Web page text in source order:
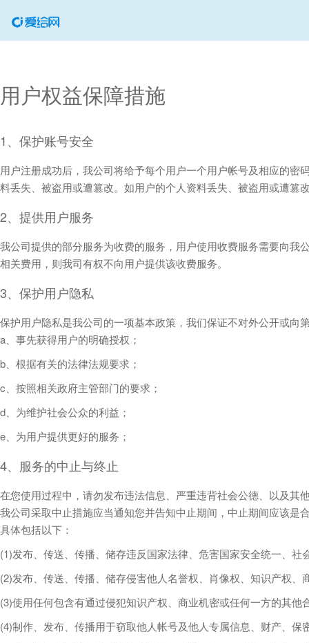
用户权益保障措施
1、保护账号安全
用户注册成功后，我公司将给予每个用户一个用户帐号及相应的
料丢失、被盗用或遭篡改。如用户的个人资料丢失、被盗用或遭
2、提供用户服务
我公司提供的部分服务为收费的服务，用户使用收费服务需要向
相关费用，则我司有权不向用户提供该收费服务。
3、保护用户隐私
保护用户隐私是我公司的一项基本政策，我们保证不对外公开或
a、事先获得用户的明确授权；
b、根据有关的法律法规要求；
c、按照相关政府主管部门的要求；
d、为维护社会公众的利益；
e、为用户提供更好的服务；
4、服务的中止与终止
在您使用过程中，请勿发布违法信息、严重违背社会公德、以及
我公司采取中止措施应当通知您并告知中止期间，中止期间应该
具体包括以下：
(1)发布、传送、传播、储存违反国家法律、危害国家安全统一、
(2)发布、传送、传播、储存侵害他人名誉权、肖像权、知识产权、
(3)使用任何包含有通过侵犯知识产权、商业机密或任何一方的其
(4)制作、发布、传播用于窃取他人帐号及他人专属信息、财产、保